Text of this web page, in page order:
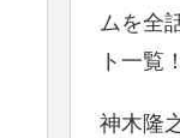
ムを全
ト一覧！
神木隆